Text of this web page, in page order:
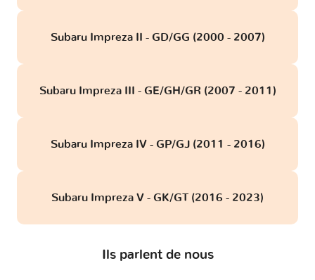
Subaru Impreza II - GD/GG (2000 - 2007)
Subaru Impreza III - GE/GH/GR (2007 - 2011)
Subaru Impreza IV - GP/GJ (2011 - 2016)
Subaru Impreza V - GK/GT (2016 - 2023)
Ils parlent de nous